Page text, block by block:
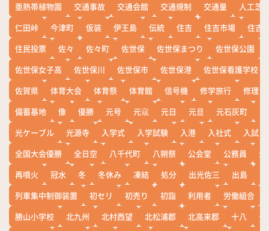
亜熱帯植物園
交通事故 交通会館 交通規制 交通量
人工芝
仁田峠
今津町 仮装 伊王島 伝統 住吉 住吉市場
住吉
住民投票
佐々 佐々町 佐世保 佐世保まつり 佐世保公園
佐世保女子高
佐世保川 佐世保市 佐世保港
佐世保看護学校
佐賀県
体育大会 体育祭 体育館 信号機 修学旅行
修理
備蓄基地
像 優勝 元号 元寇 元日 元旦 元石灰町
光ケーブル
光源寺 入学式 入学試験 入港 入社式
入試
全国大会優勝
全日空 八千代町 八朔祭 公会堂 公務員
公
再噴火
冠水 冬 冬休み 凍結 処分 出光佐三 出島
列車集中制御装置
初セリ 初売り 初詣 利用者 労働組合
勝山小学校
北九州 北村西望 北松浦郡 北高来郡 十八
十